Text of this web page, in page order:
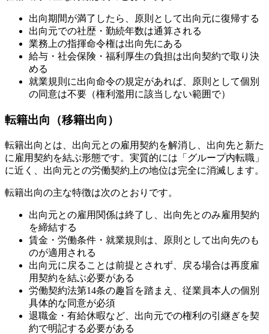
出向期間が満了したら、原則として出向元に復帰する
出向元での社歴・勤続年数は通算される
業務上の指揮命令権は出向先にある
給与・社会保険・福利厚生の負担は出向契約で取り決
める
就業規則に出向命令の規定があれば、原則として個別
の同意は不要（権利濫用に該当しない範囲で）
転籍出向（移籍出向）
転籍出向とは、出向元との雇用契約を解消し、出向先と新た
に雇用契約を結ぶ形態です。実質的には「グループ内転職」
に近く、出向元との労働契約上の地位は完全に消滅します。
転籍出向の主な特徴は次のとおりです。
出向元との雇用関係は終了し、出向先とのみ雇用契約
を締結する
賃金・労働条件・就業規則は、原則として出向先のも
のが適用される
出向元に戻ることは前提とされず、戻る場合は再度雇
用契約を結ぶ必要がある
労働契約法第14条の趣旨を踏まえ、従業員本人の個別
具体的な同意が必須
退職金・有給休暇など、出向元での権利の引継ぎを契
約で明記する必要がある